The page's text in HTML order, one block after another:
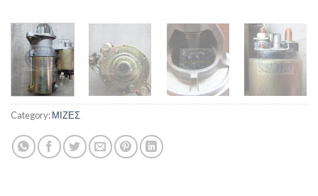
Category:ΜΙΖΕΣ